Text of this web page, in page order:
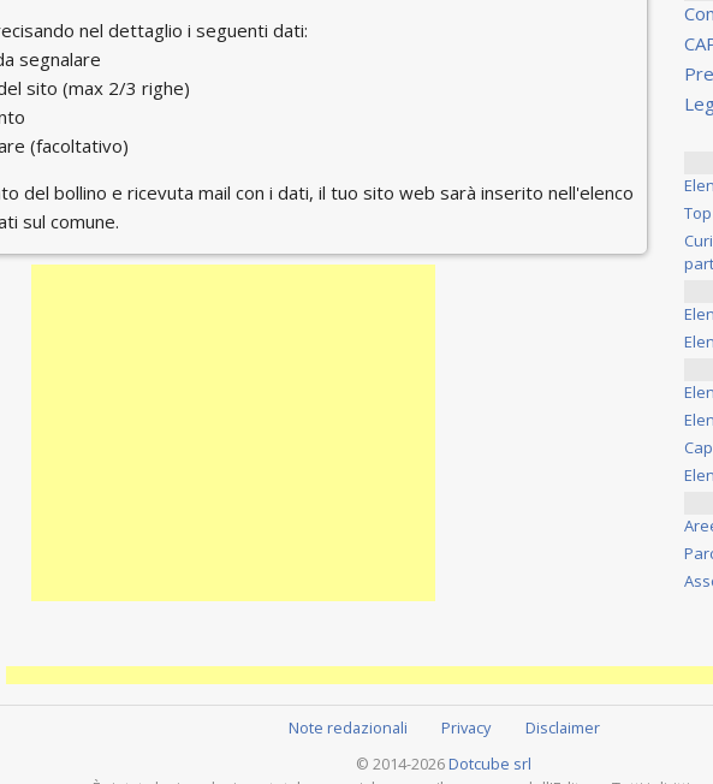
nel dettaglio i seguenti dati:
segnalare
sito (max 2/3 righe)
(facoltativo)
del bollino e ricevuta mail con i dati, il tuo sito web sarà inserito nell'elenco
sul comune.
Note redazionali Privacy
Disclaimer
© 2014-2026 Dotcube srl